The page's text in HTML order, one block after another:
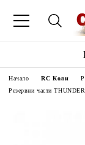
Начало RC Коли
Резервни части